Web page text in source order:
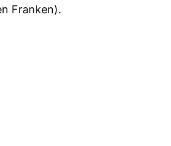
Franken).